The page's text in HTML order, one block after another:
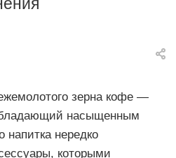
зерна кофе —
насыщенным
напитка нередко
которыми